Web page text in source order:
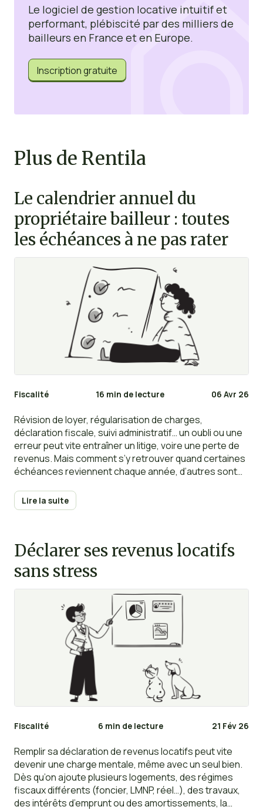
Le logiciel de gestion locative intuitif et
performant, plébiscité par des milliers de
bailleurs en France et en Europe.
Inscription gratuite
Plus de Rentila
Le calendrier annuel du
propriétaire bailleur : toutes
les échéances à ne pas rater
Fiscalité 16 min de lecture 06 Avr 26
Révision de loyer, régularisation de charges,
déclaration fiscale, suivi administratif… un oubli ou une
erreur peut vite entraîner un litige, voire une perte de
revenus. Mais comment s’y retrouver quand certaines
échéances reviennent chaque année, d’autres sont
d’un événement ponctuel ?
Lire la suite
Déclarer ses revenus locatifs
sans stress
Fiscalité 6 min de lecture 21 Fév 26
Remplir sa déclaration de revenus locatifs peut vite
devenir une charge mentale, même avec un seul bien.
Dès qu’on ajoute plusieurs logements, des régimes
fiscaux différents (foncier, LMNP, réel…), des travaux,
des intérêts d’emprunt ou des amortissements, la